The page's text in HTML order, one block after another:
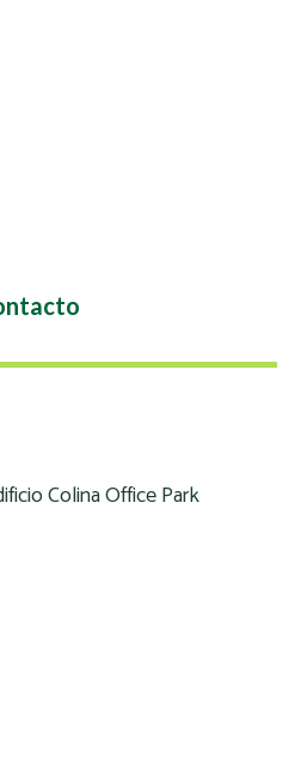
Colina Office Park